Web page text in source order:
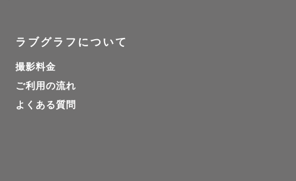
ラブグラフについて
撮影料金
ご利用の流れ
よくある質問